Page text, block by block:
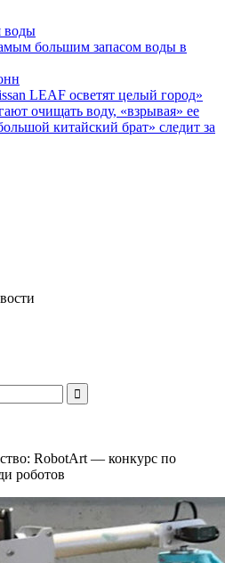
воды
большим запасом воды в
LEAF осветят целый город»
очищать воду, «взрывая» ее
китайский брат» следит за
RobotArt — конкурс по
роботов